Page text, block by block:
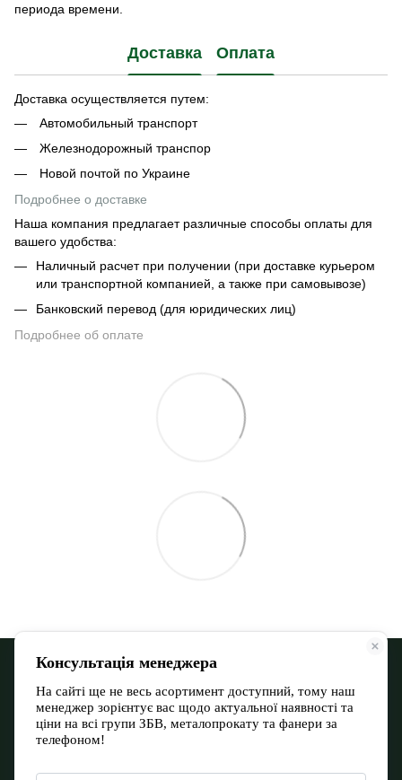
периода времени.
Доставка Оплата
Доставка осуществляется путем:
Автомобильный транспорт
Железнодорожный транспор
Новой почтой по Украине
Подробнее о доставке
Наша компания предлагает различные способы оплаты для
вашего удобства:
Наличный расчет при получении (при доставке курьером
или транспортной компанией, а также при самовывозе)
Банковский перевод (для юридических лиц)
Подробнее об оплате
068 900 12-13 066 532 11-72
Контактная информация
Полная версия сайта